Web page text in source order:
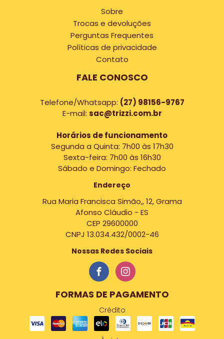
Sobre
Trocas e devoluções
Perguntas Frequentes
Políticas de privacidade
Contato
FALE CONOSCO
Telefone/Whatsapp: (27) 98156-9767
E-mail: sac@trizzi.com.br
Horários de funcionamento
Segunda a Quinta: 7h00 às 17h30
Sexta-feira: 7h00 às 16h30
Sábado e Domingo: Fechado
Endereço
Rua Maria Francisca Simão,, 12, Grama
Afonso Cláudio - ES
CEP 29600000
CNPJ 13.034.432/0002-46
Nossas Redes Sociais
FORMAS DE PAGAMENTO
Crédito